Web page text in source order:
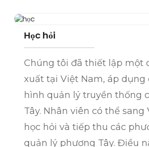
Học hỏi
Chúng tôi đã thiết lập một
xuất tại Việt Nam, áp dụng
hình quản lý truyền thống
Tây. Nhân viên có thể sang
học hỏi và tiếp thu các
quản lý phương Tây. Điều